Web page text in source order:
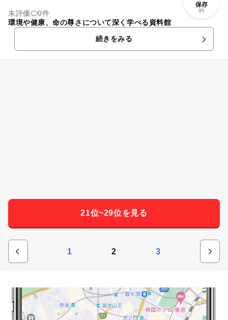
保存
95
未評価
0件
環境や健康、命の尊さについて深く学べる資料館
続きをみる
21位~29位を見る
1 2 3